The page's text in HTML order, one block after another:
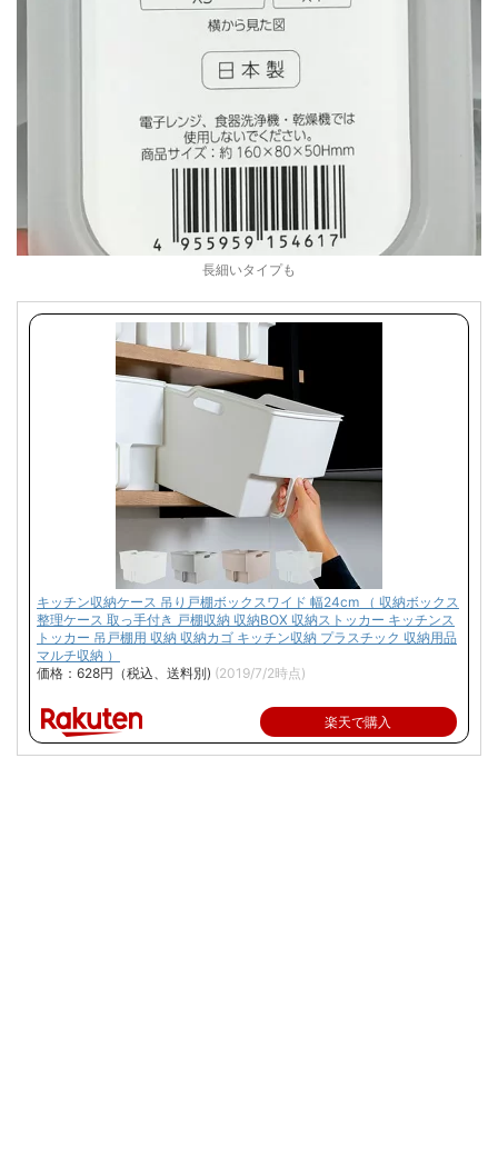
長細いタイプも
キッチン収納ケース 吊り戸棚ボックスワイド 幅24cm （ 収納ボックス
整理ケース 取っ手付き 戸棚収納 収納BOX 収納ストッカー キッチンス
トッカー 吊戸棚用 収納 収納カゴ キッチン収納 プラスチック 収納用品
マルチ収納 ）
価格：628円（税込、送料別) (2019/7/2時点)
楽天で購入